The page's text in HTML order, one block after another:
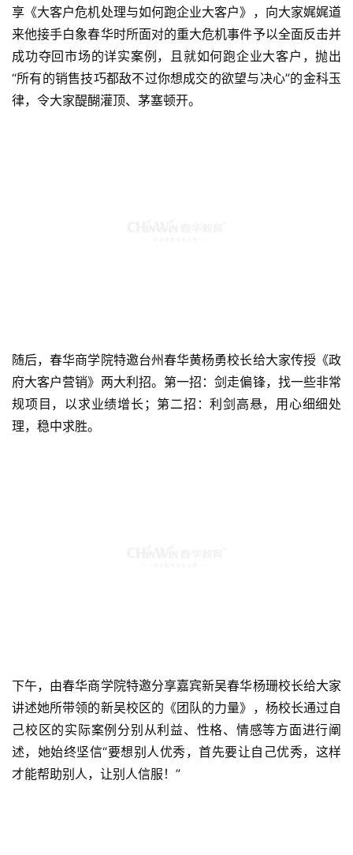
享《大客户危机处理与如何跑企业大客户》，向大家娓娓道
来他接手白象春华时所面对的重大危机事件予以全面反击并
成功夺回市场的详实案例，且就如何跑企业大客户，抛出
“所有的销售技巧都敌不过你想成交的欲望与决心”的金科玉
律，令大家醍醐灌顶、茅塞顿开。
随后，春华商学院特邀台州春华黄杨勇校长给大家传授《政
府大客户营销》两大利招。第一招：剑走偏锋，找一些非常
规项目，以求业绩增长；第二招：利剑高悬，用心细细处
理，稳中求胜。
下午，由春华商学院特邀分享嘉宾新吴春华杨珊校长给大家
讲述她所带领的新吴校区的《团队的力量》，杨校长通过自
己校区的实际案例分别从利益、性格、情感等方面进行阐
述，她始终坚信“要想别人优秀，首先要让自己优秀，这样
才能帮助别人，让别人信服！”